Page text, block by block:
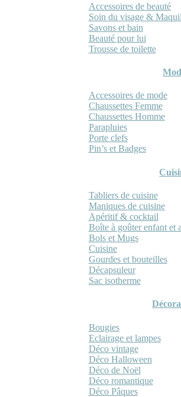
Accessoires de beauté
Soin du visage &
Savons et bain
Beauté pour lui
Trousse de toilette
Accessoires de mode
Chaussettes Femme
Chaussettes Homme
Parapluies
Porte clefs
Pin’s et Badges
Tabliers de cuisine
Maniques de cuisine
Apéritif & cocktail
Boîte à goûter enfant et
Bols et Mugs
Cuisine
Gourdes et bouteilles
Décapsuleur
Sac isotherme
Bougies
Eclairage et lampes
Déco vintage
Déco Halloween
Déco de Noël
Déco romantique
Déco Pâques